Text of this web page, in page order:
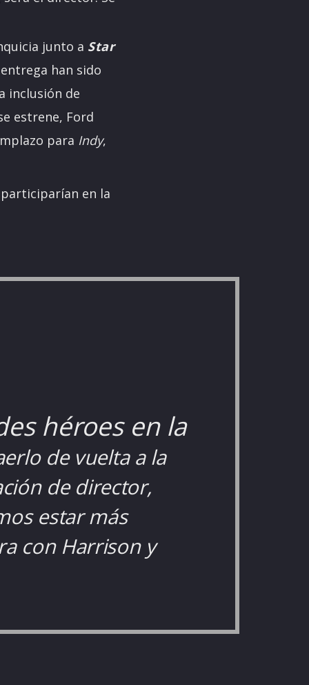
junto a Star
han sido
inclusión de
estrene, Ford
para Indy,
en la
héroes en la
de vuelta a la
de director,
estar más
con Harrison y